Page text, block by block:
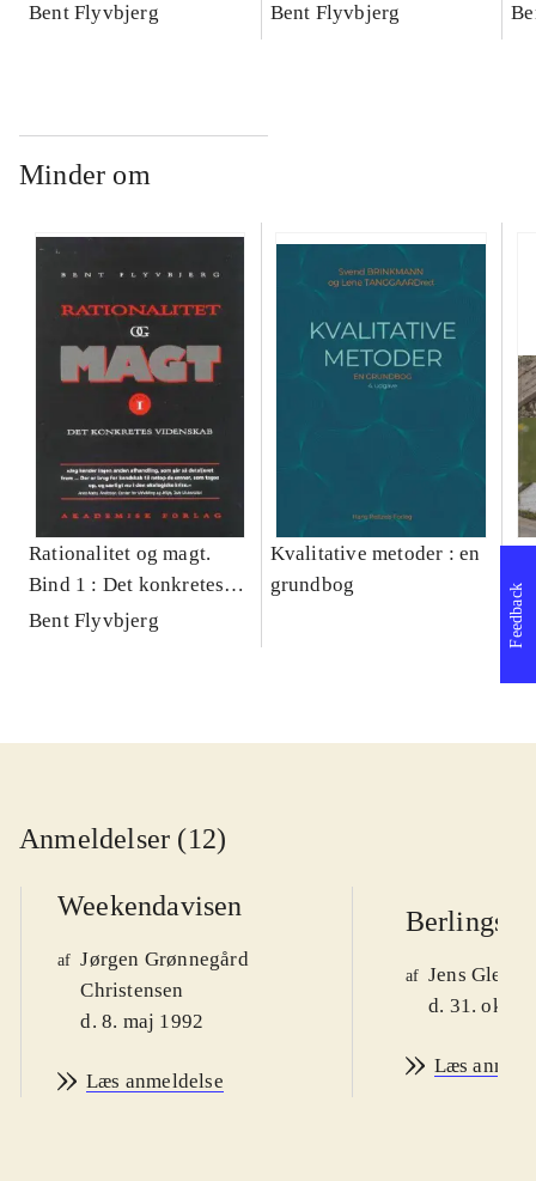
konkretes videnskab
Bent Flyvbjerg
konkretes videnskab
Bent Flyvbjerg
Minder om
Rationalitet og magt.
Bind 1 : Det konkretes
videnskab
Bent Flyvbjerg
Kvalitative metoder : en
grundbog
Anmeldelser (12)
Weekendavisen
af Jørgen Grønnegård
Christensen
d. 8. maj 1992
Læs anmeldelse
af Jens
d. 31. okt.
Læs
Feedback